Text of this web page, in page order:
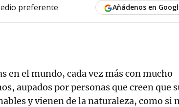
preferente Añádenos en
en el mundo, cada vez más con mucho
aupados por personas que creen que
y vienen de la naturaleza, como si